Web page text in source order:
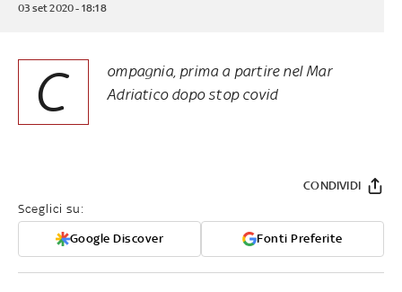
03 set 2020 - 18:18
C
ompagnia, prima a partire nel Mar
Adriatico dopo stop covid
Sceglici su:
Google Discover Fonti Preferite
CONDIVIDI